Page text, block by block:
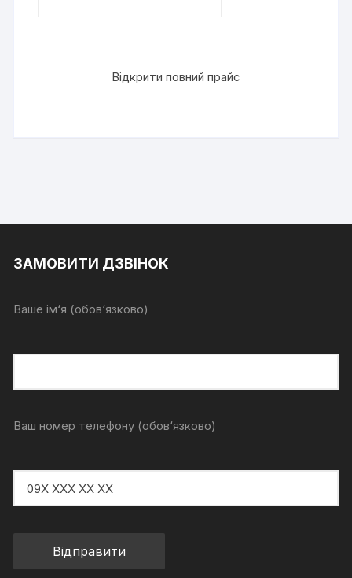
Відкрити повний прайс
ЗАМОВИТИ ДЗВІНОК
Ваше ім‘я (обов‘язково)
Ваш номер телефону (обов‘язково)